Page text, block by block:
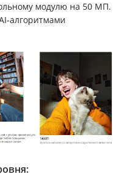
модулю на 50 МП.
алгоритмами